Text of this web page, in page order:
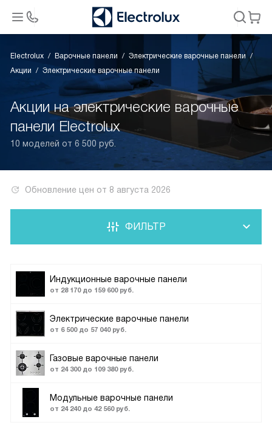
Electrolux Варочные панели
Электрические варочные панели
Акции
Электрические варочные панели
Акции на электрические варочные
панели Electrolux
10 моделей от 6 500 руб.
Обновление цен от 8 августа 2026
Индукционные варочные панели
от 28 170 до 159 600 руб.
Электрические варочные панели
от 6 500 до 57 040 руб.
Газовые варочные панели
от 24 300 до 109 380 руб.
Модульные варочные панели
от 24 240 до 42 560 руб.
ФИЛЬТР